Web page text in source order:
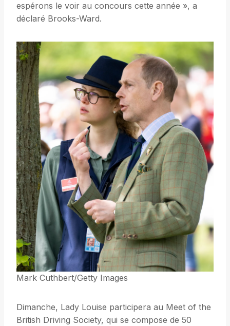
espérons le voir au concours cette année », a
déclaré Brooks-Ward.
Mark Cuthbert/Getty Images
Dimanche, Lady Louise participera au Meet of the
British Driving Society, qui se compose de 50